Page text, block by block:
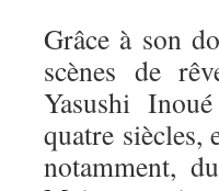
Grâce à son
scènes de
Yasushi
quatre siècles,
notamment,